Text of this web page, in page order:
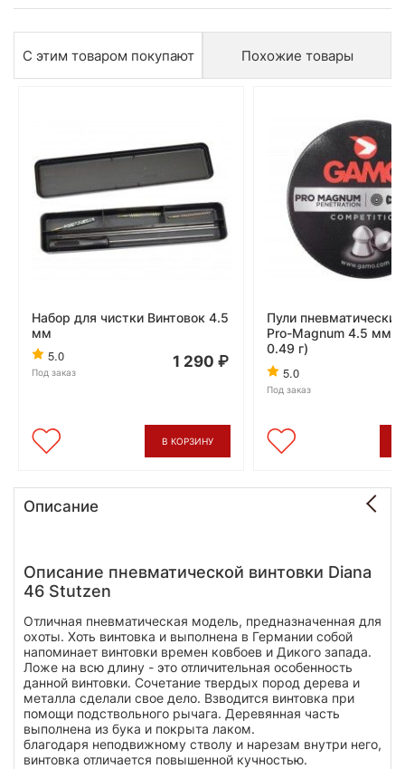
С этим товаром покупают Похожие товары
Набор для чистки Винтовок 4.5
мм
5.0
Под заказ
1 290
В КОРЗИНУ
Пули
Pro-Magnum 4.5 мм
0.49 г)
5.0
Под заказ
Описание
Описание пневматической винтовки Diana
46 Stutzen
Отличная пневматическая модель, предназначенная для
охоты. Хоть винтовка и выполнена в Германии собой
напоминает винтовки времен ковбоев и Дикого запада.
Ложе на всю длину - это отличительная особенность
данной винтовки. Сочетание твердых пород дерева и
металла сделали свое дело. Взводится винтовка при
помощи подствольного рычага. Деревянная часть
выполнена из бука и покрыта лаком.
благодаря неподвижному стволу и нарезам внутри него,
винтовка отличается повышенной кучностью.